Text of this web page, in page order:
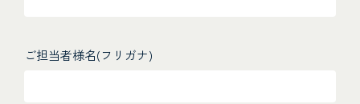
ご担当者様名(フリガナ)